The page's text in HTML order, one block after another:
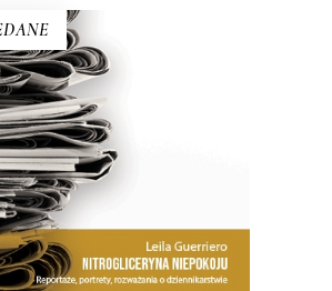
NIEPOKOJU
dziennikarka w jednym
warto dostrzec różnicę
pisaniem „poprawnym” a